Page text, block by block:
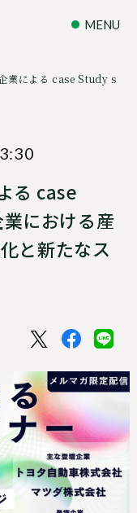
企業による case Study
る case
における産
と新たなス